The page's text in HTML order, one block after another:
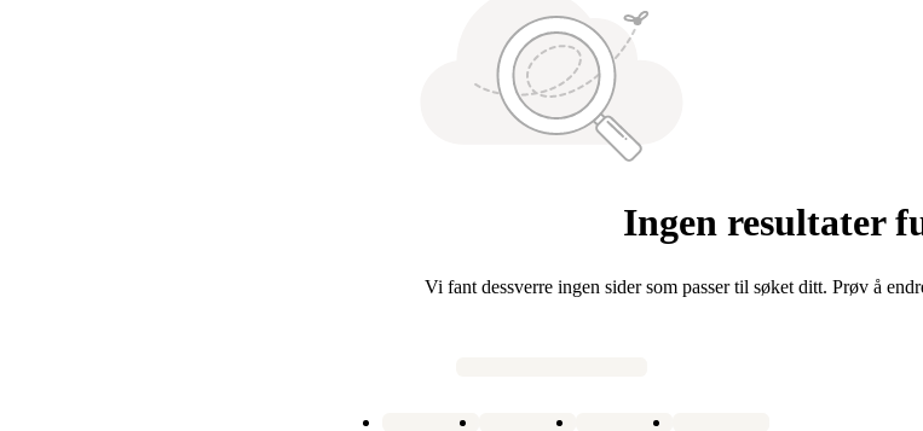
Ingen resultater
Vi fant dessverre ingen sider som passer til søket ditt. Prøv å